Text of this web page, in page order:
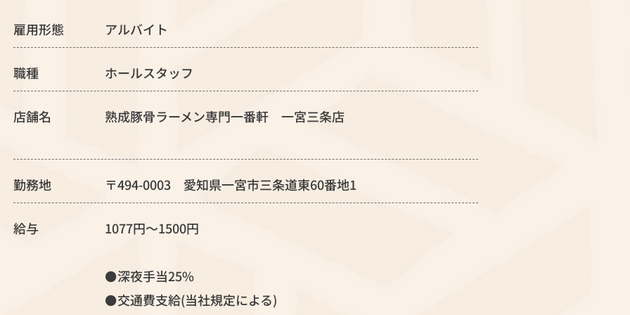
雇用形態 アルバイト
職種 ホールスタッフ
店舗名 熟成豚骨ラーメン専門一番軒 一宮三条店
勤務地 〒494-0003 愛知県一宮市三条道東60番地1
給与 1077円～1500円
⚫️深夜手当25%
⚫️交通費支給(当社規定による)